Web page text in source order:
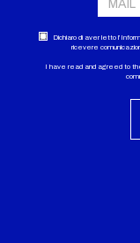
Dichiaro di aver letto
ricevere
I have read and agreed to